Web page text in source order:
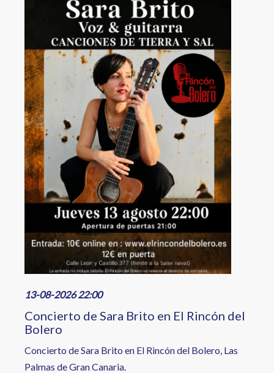
13-08-2026 22:00
Concierto de Sara Brito en El Rincón del
Bolero
Concierto de Sara Brito en El Rincón del Bolero, Las
Palmas de Gran Canaria.